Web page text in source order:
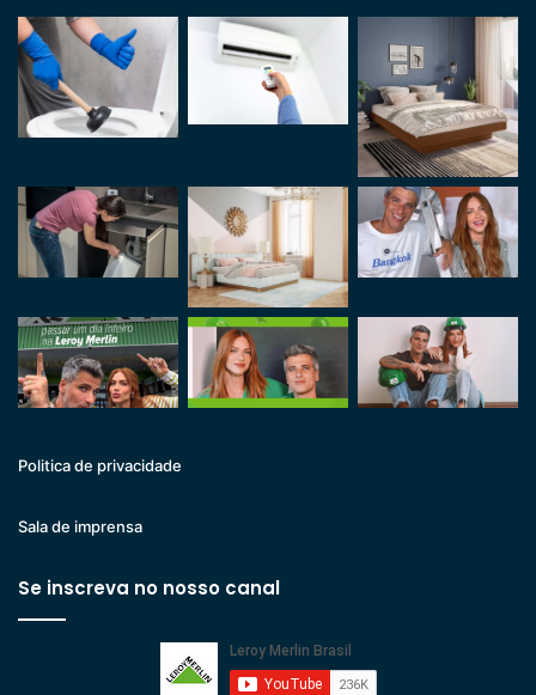
Politica de privacidade
Sala de imprensa
Se inscreva no nosso canal